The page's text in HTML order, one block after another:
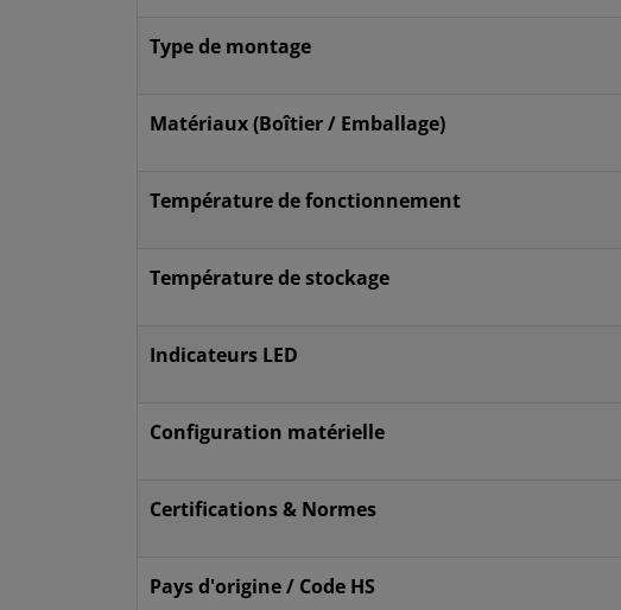
Type de montage
Matériaux (Boîtier / Emballage)
Température de fonctionnement
Température de stockage
Indicateurs LED
Configuration matérielle
Certifications & Normes
Pays d'origine / Code HS